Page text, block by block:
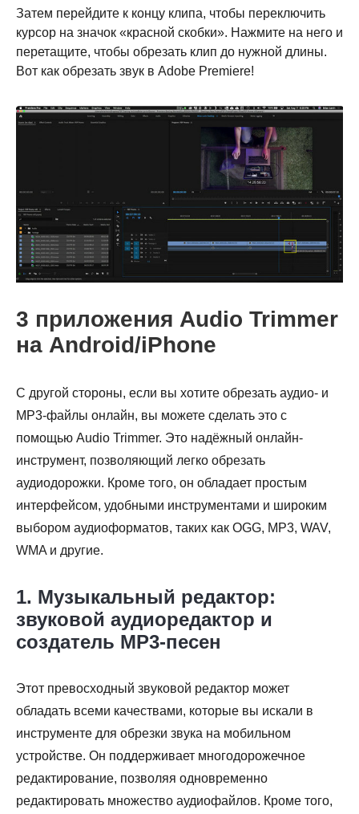
Шаг 1.
Шаг 2.
Затем перейдите к концу клипа, чтобы переключить
курсор на значок «красной скобки». Нажмите на него и
перетащите, чтобы обрезать клип до нужной длины.
Вот как обрезать звук в Adobe Premiere!
3 приложения Audio Trimmer
на Android/iPhone
С другой стороны, если вы хотите обрезать аудио- и
MP3-файлы онлайн, вы можете сделать это с
помощью Audio Trimmer. Это надёжный онлайн-
инструмент, позволяющий легко обрезать
аудиодорожки. Кроме того, он обладает простым
интерфейсом, удобными инструментами и широким
выбором аудиоформатов, таких как OGG, MP3, WAV,
WMA и другие.
1. Музыкальный редактор:
звуковой аудиоредактор и
создатель MP3-песен
Этот превосходный звуковой редактор может
обладать всеми качествами, которые вы искали в
инструменте для обрезки звука на мобильном
устройстве. Он поддерживает многодорожечное
редактирование, позволяя одновременно
редактировать множество аудиофайлов. Кроме того,